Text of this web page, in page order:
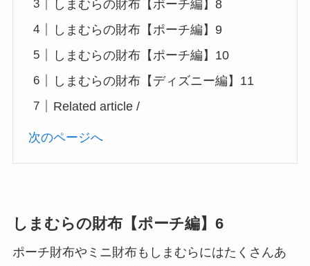
しまむらの財布【ポーチ編】8
しまむらの財布【ポーチ編】9
しまむらの財布【ポーチ編】10
しまむらの財布【ディズニー編】11
Related article /
次のページへ
しまむらの財布【ポーチ編】6
ポーチ財布やミニ財布もしまむらにはたくさんあ